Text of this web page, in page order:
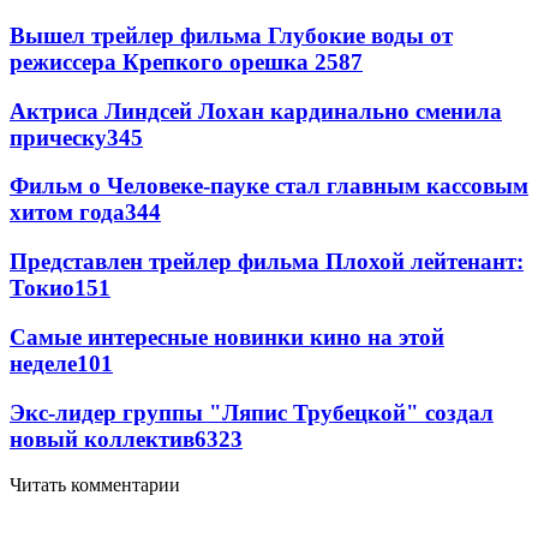
Вышел трейлер фильма Глубокие воды от
режиссера Крепкого орешка 2587
Актриса Линдсей Лохан кардинально сменила
прическу345
Фильм о Человеке-пауке стал главным кассовым
хитом года344
Представлен трейлер фильма Плохой лейтенант:
Токио151
Самые интересные новинки кино на этой
неделе101
Экс-лидер группы "Ляпис Трубецкой" создал
новый коллектив6323
Читать комментарии